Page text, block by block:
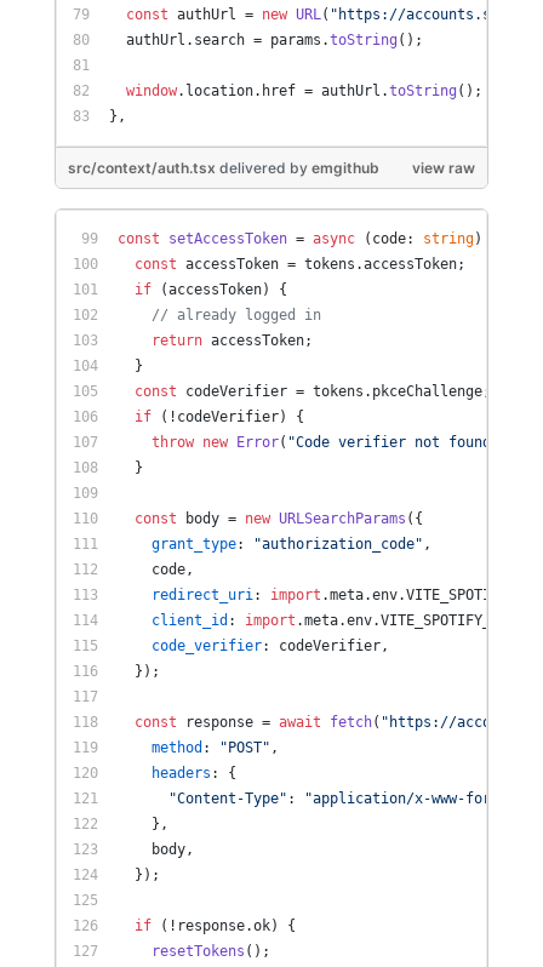
const authUrl = new URL( "https://
  authUrl.
search = params.toString ();
window. location. href = authUrl.toString ();
},
view raw
src/context/auth.tsx delivered by emgithub
const setAccessToken = async ( code: string) => {
const accessToken = tokens.accessToken;
if (accessToken) {
// already logged in
return accessToken;
  }
const codeVerifier = tokens. pkceChallenge;
if (!codeVerifier) {
throw
new Error( "Code verifier not found"
  }
const body = new URLSearchParams ({
grant_type: "authorization_code" ,
    code,
redirect_uri: import .meta.env.
client_id : import .meta.env.
code_verifier: codeVerifier,
  });
const response = await fetch( "https://
method : "POST" ,
headers : {
"Content-Type" :
"application/x-www-form-
    },
    body,
  });
if (!response.ok) {
resetTokens ();